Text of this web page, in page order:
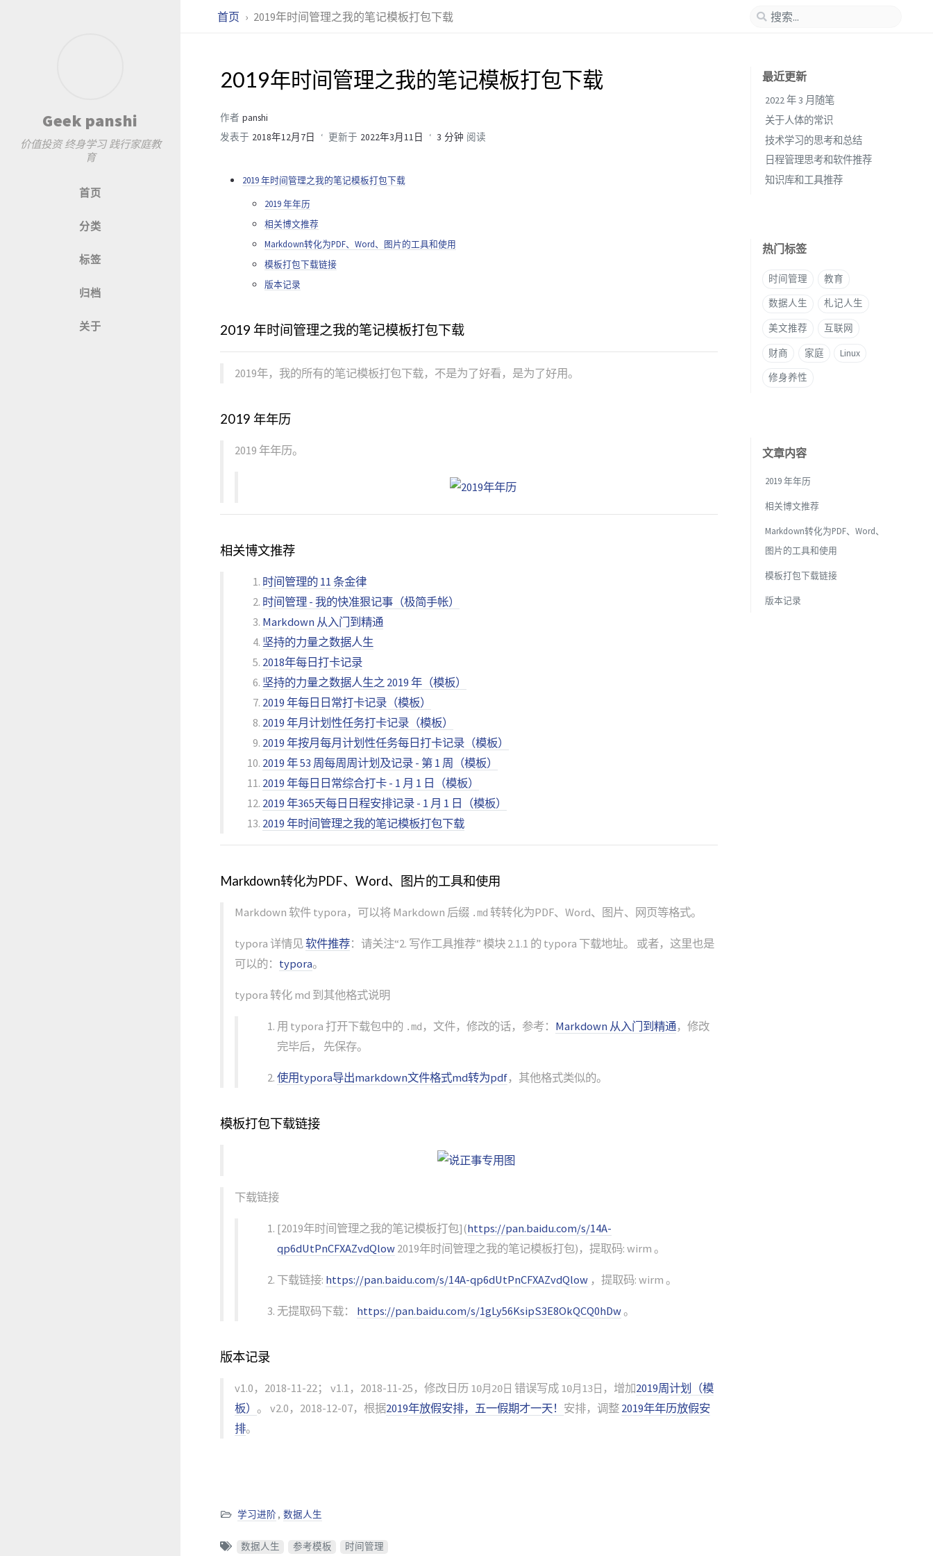
Geek panshi
价值投资 终身学习 践行家庭教
育
首页
分类
标签
归档
关于
首页 2019年时间管理之我的笔记模板打包下载
2019年时间管理之我的笔记模板打包下载
作者 panshi
发表于 2018年12月7日 更新于 2022年3月11日 3 分钟 阅读
2019 年时间管理之我的笔记模板打包下载
2019 年年历
相关博文推荐
Markdown转化为PDF、Word、图片的工具和使用
模板打包下载链接
版本记录
2019 年时间管理之我的笔记模板打包下载
2019年，我的所有的笔记模板打包下载，不是为了好看，是为了好用。
2019 年年历
2019 年年历。
相关博文推荐
时间管理的 11 条金律
时间管理 - 我的快准狠记事（极简手帐）
Markdown 从入门到精通
坚持的力量之数据人生
2018年每日打卡记录
坚持的力量之数据人生之 2019 年（模板）
2019 年每日日常打卡记录（模板）
2019 年月计划性任务打卡记录（模板）
2019 年按月每月计划性任务每日打卡记录（模板）
2019 年 53 周每周周计划及记录 - 第 1 周（模板）
2019 年每日日常综合打卡 - 1 月 1 日（模板）
2019 年365天每日日程安排记录 - 1 月 1 日（模板）
2019 年时间管理之我的笔记模板打包下载
Markdown转化为PDF、Word、图片的工具和使用
Markdown 软件 typora，可以将 Markdown 后缀 .md 转转化为PDF、Word、图片、网页等格式。
typora 详情见软件推荐：请关注“2. 写作工具推荐” 模块 2.1.1 的 typora 下载地址。 或者，这里也是
可以的： typora。
typora 转化 md 到其他格式说明
用 typora 打开下载包中的 .md ，文件，修改的话，参考： Markdown 从入门到精通 ，修改
完毕后， 先保存。
使用typora导出markdown文件格式md转为pdf，其他格式类似的。
模板打包下载链接
下载链接
[2019年时间管理之我的笔记模板打包](https://pan.baidu.com/s/14A-
qp6dUtPnCFXAZvdQlow2019年时间管理之我的笔记模板打包)，提取码: wirm 。
下载链接: https://pan.baidu.com/s/14A-qp6dUtPnCFXAZvdQlow，提取码: wirm 。
无提取码下载： https://pan.baidu.com/s/1gLy56KsipS3E8OkQCQ0hDw。
版本记录
v1.0，2018-11-22； v1.1，2018-11-25，修改日历 10月20日 错误写成 10月13日 ，增加2019周计划（模
板） 。 v2.0，2018-12-07，根据2019年放假安排，五一假期才一天！ 安排，调整 2019年年历放假安
排。
学习进阶 , 数据人生
数据人生 参考模板 时间管理
最近更新
2022 年 3 月随笔
关于人体的常识
技术学习的思考和总结
日程管理思考和软件推荐
知识库和工具推荐
热门标签
时间管理 教育
数据人生 札记人生
美文推荐 互联网
财商 家庭 Linux
修身养性
文章内容
2019 年年历
相关博文推荐
Markdown转化为PDF、Word、
图片的工具和使用
模板打包下载链接
版本记录